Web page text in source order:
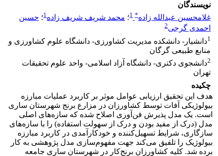
نویسندگان
غلامحسین عبدالله زاده*
1؛ محمد شریف شریف زاده1؛ حسین
احمدی گرجی2
1دانشیار- دانشکده مدیریت کشاورزی- دانشگاه علوم کشاورزی و
منابع طبیعی گرگان
2دانشجوی دکتری- دانشگاه آزاد اسلامی- واحد علوم تحقیقات
تهران
چکیده
هدف این تحقیق ارزیابی عوامل موثر بر کاربرد عملیات مبارزه
بیولوژیکی آفات توسط کشاورزان در مزارع برنج شهرستان ساری
است. یک مدل پذیرش فن‌آوری اصلاح شده که سازه‌های اصلی
مدل (درک از مفید بودن و درک از سهولت استفاده) را با سازه‌های
سازگاری، شرایط تسهیل‌کننده و خودکارآمدی در کاربرد مبارزه
بیولوژیک را تلفیق می‌کند جهت مفهوم‌سازی مدل پژوهشی به کار
برده شد. کلیه کشاورزان برنج‌کار در شهرستان ساری جامعه